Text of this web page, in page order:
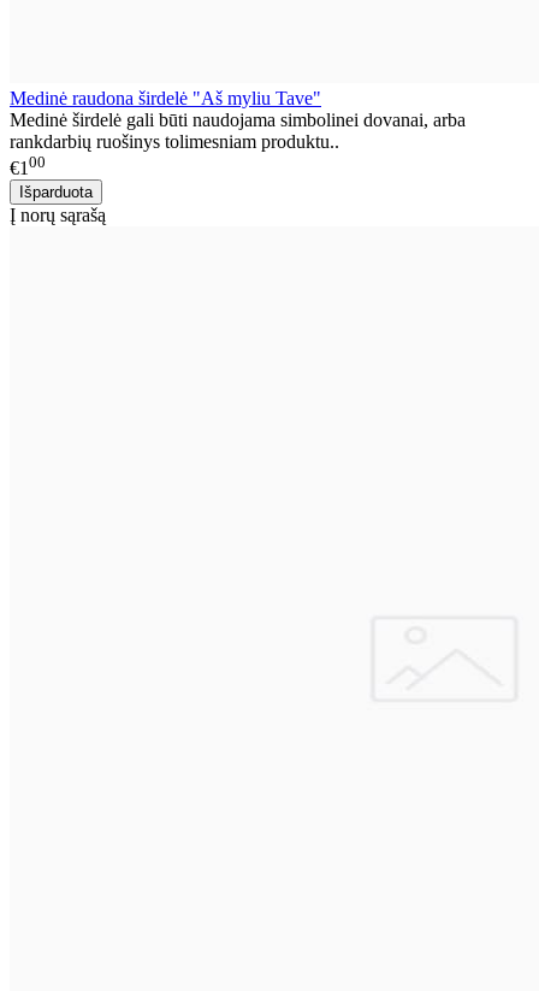
Medinė raudona širdelė "Aš myliu Tave"
Medinė širdelė gali būti naudojama simbolinei dovanai, arba
rankdarbių ruošinys tolimesniam produktu..
€1 00
Į norų sąrašą